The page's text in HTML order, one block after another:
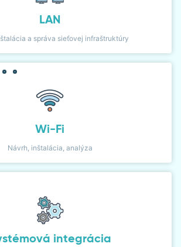
LAN
a správa sieťovej infraštruktúry
Wi-Fi
Návrh, inštalácia, analýza
integrácia